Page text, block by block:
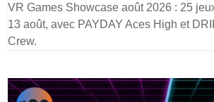
VR Games Showcase août 2026 : 25
13 août, avec PAYDAY Aces High et
Crew.